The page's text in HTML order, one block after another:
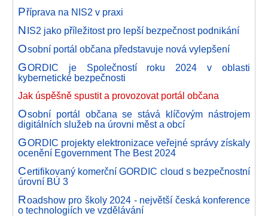
Příprava na NIS2 v praxi
NIS2 jako příležitost pro lepší bezpečnost podnikání
Osobní portál občana představuje nová vylepšení
GORDIC je Společností roku 2024 v oblasti
kybernetické bezpečnosti
Jak úspěšně spustit a provozovat portál občana
Osobní portál občana se stává klíčovým nástrojem
digitálních služeb na úrovni měst a obcí
GORDIC projekty elektronizace veřejné správy získaly
ocenění Egovernment The Best 2024
Certifikovaný komerční GORDIC cloud s bezpečnostní
úrovní BÚ 3
Roadshow pro školy 2024 - největší česká konference
o technologiích ve vzdělávání